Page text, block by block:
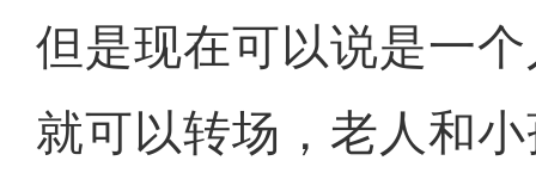
但是现在可以说是一
就可以转场，老人和